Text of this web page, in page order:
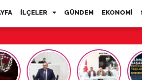
İLÇELER GÜNDEM EKONOMİ